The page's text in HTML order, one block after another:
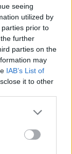
seeing
utilized by
prior to
further
parties on the
may
IAB’s List of
it to other
στην
είναι